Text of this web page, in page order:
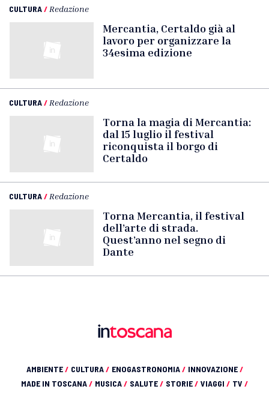
CULTURA/ Redazione
Mercantia, Certaldo già al
lavoro per organizzare la
34esima edizione
CULTURA/ Redazione
Torna la magia di Mercantia:
dal 15 luglio il festival
riconquista il borgo di
Certaldo
CULTURA/ Redazione
Torna Mercantia, il festival
dell’arte di strada.
Quest’anno nel segno di
Dante
AMBIENTE/ CULTURA/ ENOGASTRONOMIA/ INNOVAZIONE/
MADE IN TOSCANA/ MUSICA/ SALUTE/ STORIE/ VIAGGI / TV /